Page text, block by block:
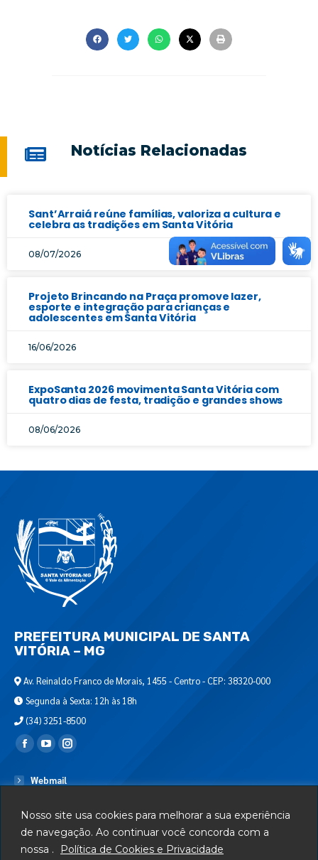
Nosso site usa cookies para melhorar a sua experiência
de navegação. Ao continuar você concorda com a
nossa .
Política de Cookies e Privacidade
Notícias Relacionadas
Sant’Arraiá reúne famílias, valoriza a cultura e
celebra as tradições em Santa Vitória
08/07/2026
Projeto Brincando na Praça promove lazer,
esporte e integração para crianças e
adolescentes em Santa Vitória
16/06/2026
ExpoSanta 2026 movimenta Santa Vitória com
quatro dias de festa, tradição e grandes shows
08/06/2026
PREFEITURA MUNICIPAL DE SANTA
VITÓRIA – MG
Av. Reinaldo Franco de Morais, 1455 - Centro - CEP: 38320-000
Segunda à Sexta: 12h às 18h
(34) 3251-8500
Encontre-nos em:
Webmail
Serviços
Telefones Úteis